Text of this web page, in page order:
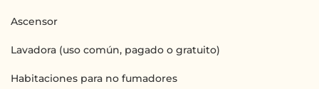
Ascensor
Lavadora (uso común, pagado o gratuito)
Habitaciones para no fumadores